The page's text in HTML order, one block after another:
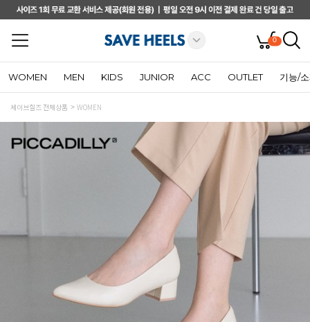
0
WOMEN MEN KIDS JUNIOR ACC OUTLET 기능/
세이브힐즈 전체상품 WOMEN